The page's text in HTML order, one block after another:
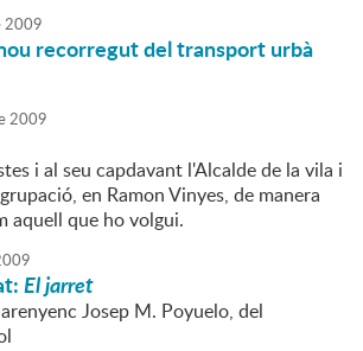
2009
recorregut del transport urbà
2009
i al seu capdavant l'Alcalde de la vila i
en Ramon Vinyes, de manera
aquell que ho volgui.
El jarret
Josep M. Poyuelo, del